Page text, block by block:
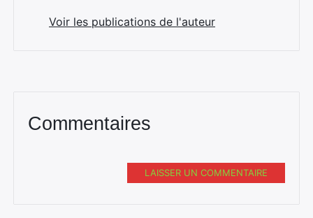
Voir les publications de l'auteur
Commentaires
LAISSER UN COMMENTAIRE